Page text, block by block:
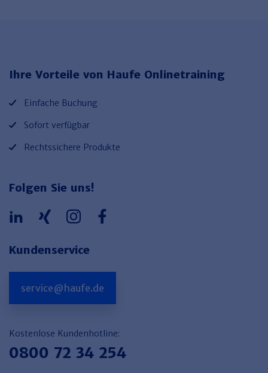
Ihre Vorteile von Haufe Onlinetraining
Einfache Buchung
Sofort verfügbar
Rechtssichere Produkte
Folgen Sie uns!
Kundenservice
service@haufe.de
Kostenlose Kundenhotline:
0800 72 34 254